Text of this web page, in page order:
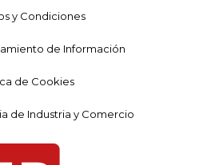
y Condiciones
de Información
de Cookies
de Industria y Comercio